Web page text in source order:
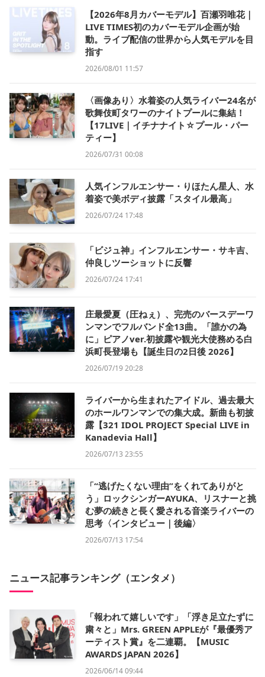
【2026年8月カバーモデル】百瀬羽唯花｜
LIVE TIMES初のカバーモデル企画が始
動。ライブ配信の世界から人気モデルを目
指す
2026/08/01 11:57
〈画像あり〉水着姿の人気ライバー24名が
歌舞伎町タワーのナイトプールに集結！
【17LIVE｜イチナナイト☆プール・パー
ティー】
2026/07/31 00:08
人気インフルエンサー・りほたん星人、水
着姿で美ボディ披露「スタイル最高」
2026/07/24 17:48
「ビジュ神」インフルエンサー・サキ吉、
仲良しツーショットに反響
2026/07/24 17:41
庄最愛夏（圧ねぇ）、完売のバースデーワ
ンマンでフルバンド全13曲。「誰かの為
に」ピアノver.初披露や観光大使務める白
浜町長登場も【誕生日の2日後 2026】
2026/07/19 20:28
ライバーから生まれたアイドル、過去最大
のホールワンマンでの集大成。新曲も初披
露【321 IDOL PROJECT Special LIVE in
Kanadevia Hall】
2026/07/13 23:55
「“逃げたくない理由”をくれてありがと
う」ロックシンガーAYUKA、リスナーと挑
む夢の続きと長く愛される音楽ライバーの
思考〈インタビュー｜後編〉
2026/07/13 17:54
ニュース記事ランキング（エンタメ）
「報われて嬉しいです」「浮き足立たずに
粛々と」Mrs. GREEN APPLEが『最優秀ア
ーティスト賞』を二連覇。【MUSIC
AWARDS JAPAN 2026】
2026/06/14 09:44